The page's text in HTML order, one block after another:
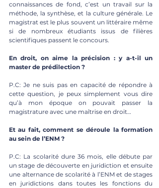
connaissances de fond, c’est un travail sur la
méthode, la synthèse, et la culture générale. Le
magistrat est le plus souvent un littéraire même
si de nombreux étudiants issus de filières
scientifiques passent le concours.
En droit, on aime la précision : y a-t-il un
master de prédilection ?
P.C: Je ne suis pas en capacité de répondre à
cette question, je peux simplement vous dire
qu’à mon époque on pouvait passer la
magistrature avec une maîtrise en droit…
Et au fait, comment se déroule la formation
au sein de l’ENM ?
P.C: La scolarité dure 36 mois, elle débute par
un stage de découverte en juridiction et ensuite
une alternance de scolarité à l’ENM et de stages
en juridictions dans toutes les fonctions du